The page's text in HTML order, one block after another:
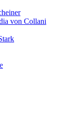
von Collani